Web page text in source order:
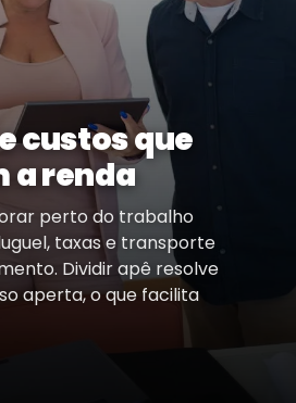
custos que
a renda
perto do trabalho
taxas e transporte
Dividir apê resolve
aperta, o que facilita